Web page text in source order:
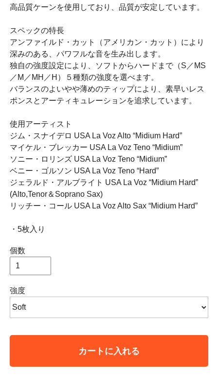
高品質ケーンを使用しており、品質が安定しています。
スペックの特長
アンファイルド・カット（アメリカン・カット）により
深みのある、パワフルな音を生み出します。
独自の強度設定により、ソフトからハードまで（S／MS
／M／MH／H）５種類の強度を選べます。
バランスのよいやや薄めのティップにより、素早いレス
ポンスとアーティキュレーションを追求しています。
使用アーティスト
ジム・スナイデロ USA La Voz Alto “Midium Hard”
マイケル・ブレッカー USA La Voz Teno “Midium”
ソニー・ロリンズ USA La Voz Teno “Midium”
ベニー・ゴルソン USA La Voz Teno “Hard”
ジェラルド・アルブライト USA La Voz “Midium Hard”
(Alto,Tenor＆Soprano Sax)
リッチー・コール USA La Voz Alto Sax “Midium Hard”
・5枚入り
個数
強度
カートに入れる